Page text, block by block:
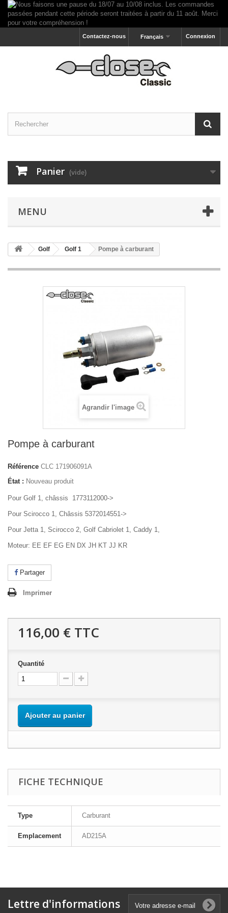
Connexion
Français
Contactez-nous
Panier (vide)
MENU
Golf Golf 1 Pompe à carburant
Agrandir l'image
Pompe à carburant
Référence CLC 171906091A
État : Nouveau produit
Pour Golf 1, châssis 1773112000->
Pour Scirocco 1, Châssis 5372014551->
Pour Jetta 1, Scirocco 2, Golf Cabriolet 1, Caddy 1,
Moteur: EE EF EG EN DX JH KT JJ KR
Partager
Imprimer
116,00 € TTC
Quantité
Ajouter au panier
FICHE TECHNIQUE
Type Carburant
Emplacement AD215A
Lettre d'informations